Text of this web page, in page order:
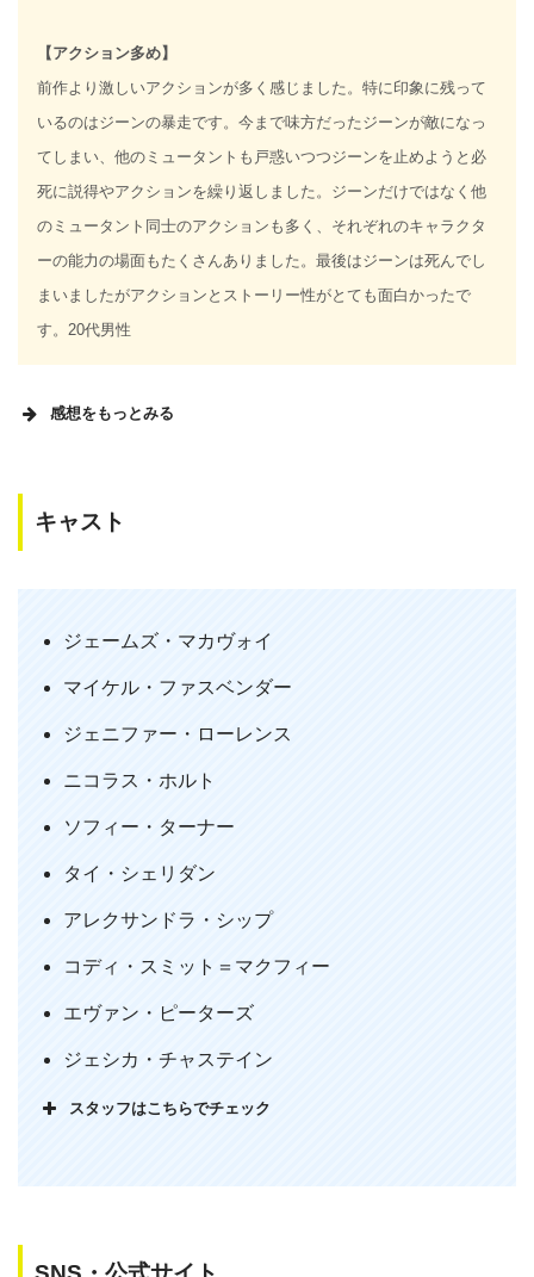
【アクション多め】
前作より激しいアクションが多く感じました。特に印象に残って
いるのはジーンの暴走です。今まで味方だったジーンが敵になっ
てしまい、他のミュータントも戸惑いつつジーンを止めようと必
死に説得やアクションを繰り返しました。ジーンだけではなく他
のミュータント同士のアクションも多く、それぞれのキャラクタ
ーの能力の場面もたくさんありました。最後はジーンは死んでし
まいましたがアクションとストーリー性がとても面白かったで
す。20代男性
感想をもっとみる
今作の映画を観て私個人的に思ったのが、今回のもう1人の主
でありミュータントの中でも最大の能力者ですが、映画でもア
ポカリプス編でもヒュー・ジャックマンことウルヴァリンがい
学園では皆自分の能力に悩んでいると思うので、ジーンは悩み
してクイックシルバーの活躍が少なかったのが心残りです。
20代男性
キャスト
ジェームズ・マカヴォイ
マイケル・ファスベンダー
ジェニファー・ローレンス
ニコラス・ホルト
ソフィー・ターナー
タイ・シェリダン
アレクサンドラ・シップ
コディ・スミット＝マクフィー
エヴァン・ピーターズ
ジェシカ・チャステイン
スタッフはこちらでチェック